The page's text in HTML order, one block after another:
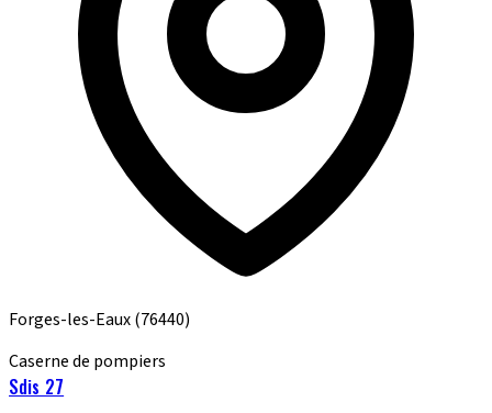
Forges-les-Eaux(76440)
Caserne de pompiers
Sdis 27